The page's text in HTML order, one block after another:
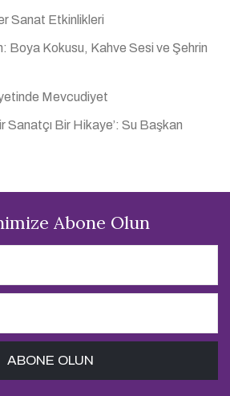
Sanat Etkinlikleri
Boya Kokusu, Kahve Sesi ve Şehrin
Mevcudiyet
Sanatçı Bir Hikaye’: Su Başkan
Abone Olun